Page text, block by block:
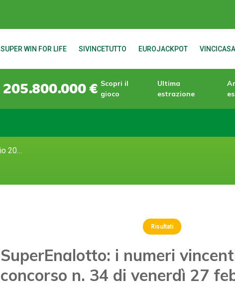
SUPER WIN FOR LIFE SIVINCETUTTO EUROJACKPOT VINCICASA
205.800.000 € Scopri il
gioco
Ultima
estrazione
Numeri vincenti del SuperEnalotto del 27 febbraio 2026
Risultati
SuperEnalotto: i numeri
concorso n. 34 di venerdì 27